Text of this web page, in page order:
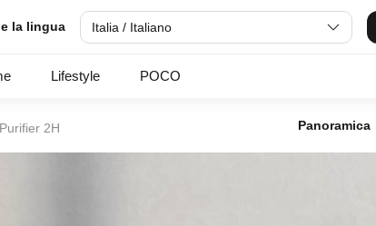
la lingua Italia / Italiano
Lifestyle POCO
2H Panoramica